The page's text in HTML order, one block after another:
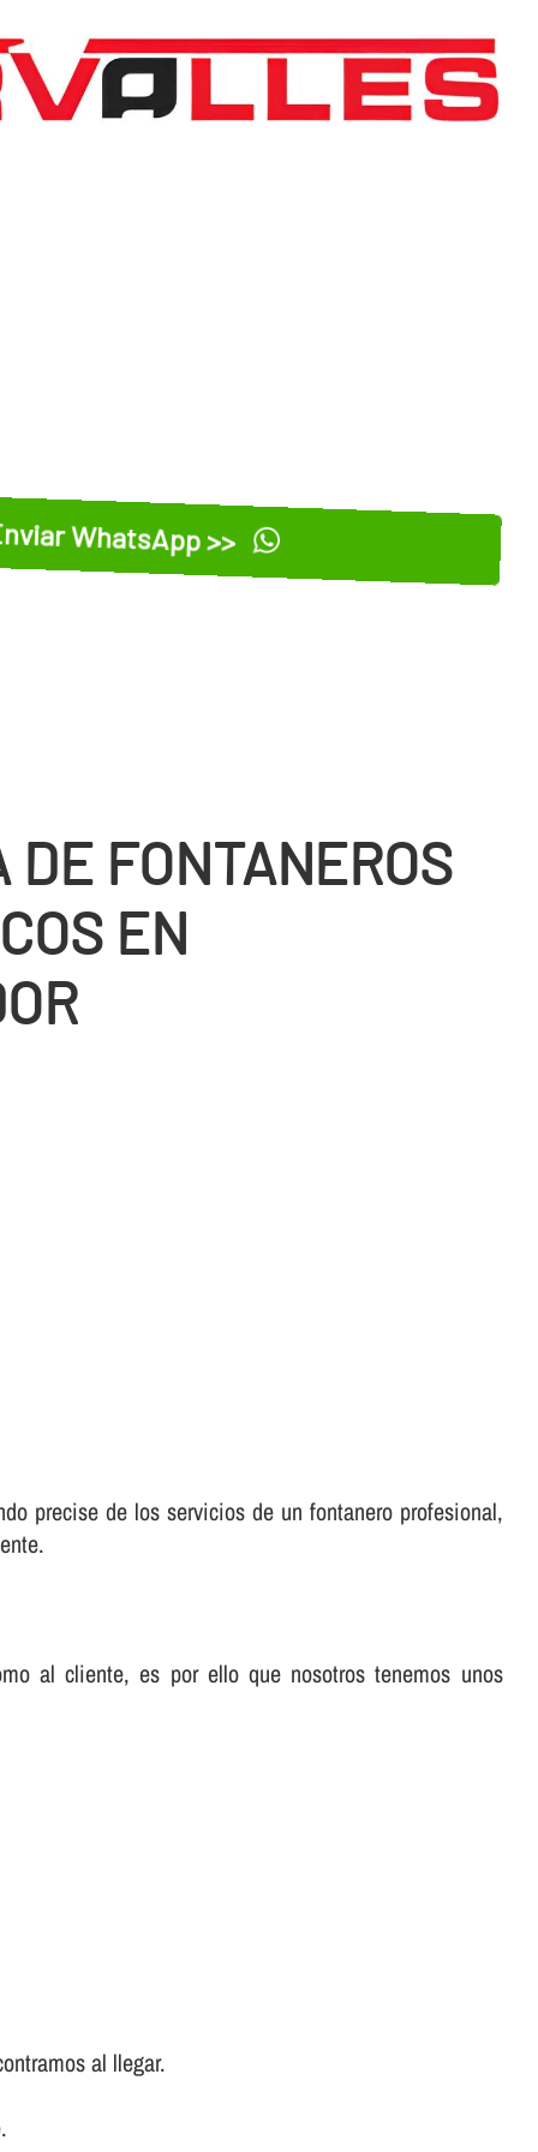
WhatsApp >>
DE FONTANEROS
EN
precise de los servicios de un fontanero profesional,
al cliente, es por ello que nosotros tenemos unos
al llegar.